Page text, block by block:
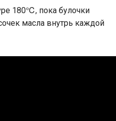
180℃, пока булочки
масла внутрь каждой